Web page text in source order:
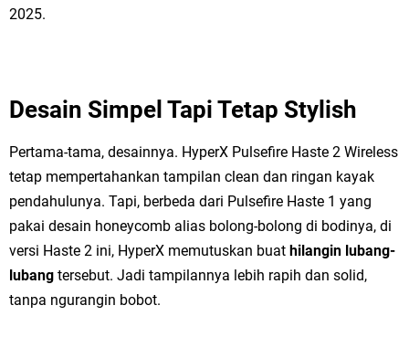
2025.
Desain Simpel Tapi Tetap Stylish
Pertama-tama, desainnya. HyperX Pulsefire Haste 2 Wireless
tetap mempertahankan tampilan clean dan ringan kayak
pendahulunya. Tapi, berbeda dari Pulsefire Haste 1 yang
pakai desain honeycomb alias bolong-bolong di bodinya, di
versi Haste 2 ini, HyperX memutuskan buat hilangin lubang-
lubang tersebut. Jadi tampilannya lebih rapih dan solid,
tanpa ngurangin bobot.